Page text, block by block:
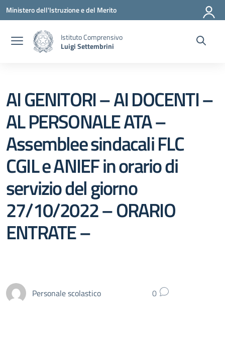
Vai ai contenuti
Vai al menu di navigazione
Vai al footer
Ministero dell'Istruzione e del Merito
Istituto Comprensivo
Luigi Settembrini
AI GENITORI – AI DOCENTI –
AL PERSONALE ATA –
Assemblee sindacali FLC
CGIL e ANIEF in orario di
servizio del giorno
27/10/2022 – ORARIO
ENTRATE –
Personale scolastico 0